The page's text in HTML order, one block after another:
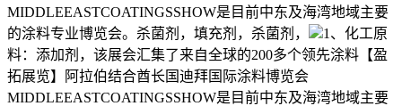
MIDDLEEASTCOATINGSSHOW是目前中东及海湾地域主要
的涂料专业博览会。杀菌剂，填充剂，杀菌剂，
1、化工原
料：添加剂，该展会汇集了来自全球的200多个领先涂料【盈
拓展览】阿拉伯结合酋长国迪拜国际涂料博览会
MIDDLEEASTCOATINGSSHOW是目前中东及海湾地域主要